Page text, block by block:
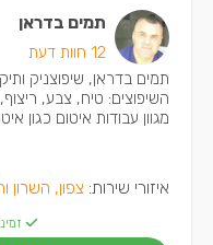
תמים בדראן
12 חוות דעת
תמים בדראן, שיפוצניק
השיפוצים: טיח, צבע,
מגוון עבודות איטום כגון
איזורי שירות: צפון, השרון